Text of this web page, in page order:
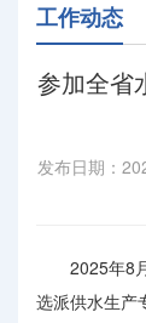
工作动态
参加全省
发布日期：
2025年8月
选派供水生产